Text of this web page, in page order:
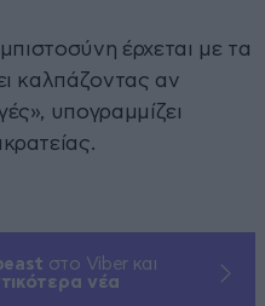
έρχεται με τα
καλπάζοντας αν
υπογραμμίζει
στο Viber και
νέα